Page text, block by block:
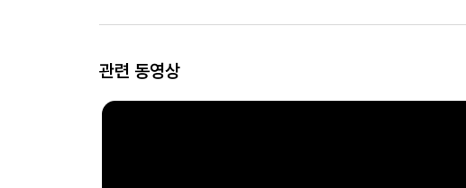
관련 동영상